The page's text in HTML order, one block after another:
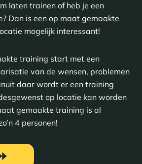
laten trainen of heb je een
Dan is een op maat gemaakte
mogelijk interessant!
training start met een
van de wensen, problemen
daar wordt er een training
op locatie kan worden
gemaakte training is al
4 personen!